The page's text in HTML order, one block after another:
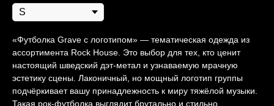
«Футболка Grave с логотипом» — тематическая одежда из
ассортимента Rock House. Это выбор для тех, кто ценит
настоящий шведский дэт-метал и узнаваемую мрачную
эстетику сцены. Лаконичный, но мощный логотип группы
подчёркивает вашу принадлежность к миру тяжёлой музыки.
Такая рок-футболка выглядит брутально и стильно,